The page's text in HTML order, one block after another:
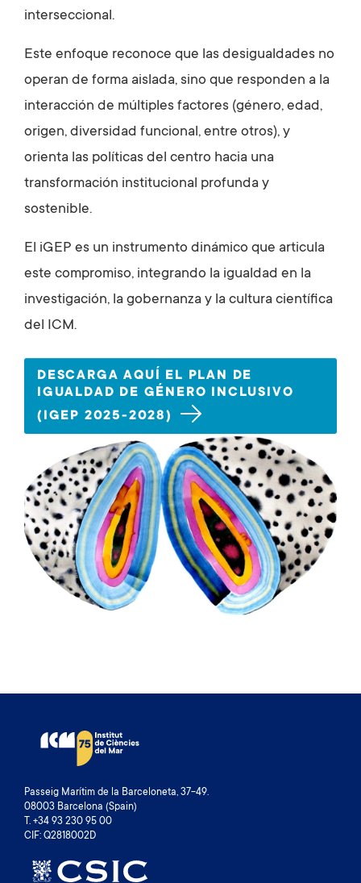
interseccional.
Este enfoque reconoce que las desigualdades no
operan de forma aislada, sino que responden a la
interacción de múltiples factores (género, edad,
origen, diversidad funcional, entre otros), y
orienta las políticas del centro hacia una
transformación institucional profunda y
sostenible.
El iGEP es un instrumento dinámico que articula
este compromiso, integrando la igualdad en la
investigación, la gobernanza y la cultura científica
del ICM.
DESCARGA AQUÍ EL PLAN DE
IGUALDAD DE GÉNERO INCLUSIVO
(IGEP 2025-2028)
Passeig Marítim de la Barceloneta, 37-49.
08003 Barcelona (Spain)
T. +34 93 230 95 00
CIF: Q2818002D